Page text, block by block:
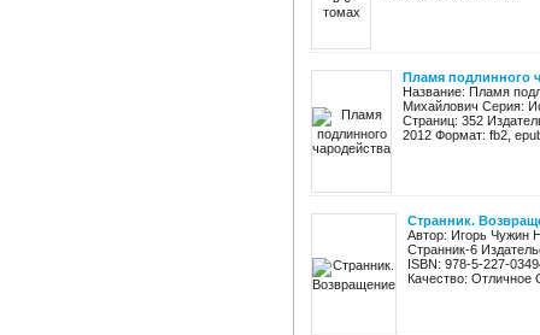
Пламя подлинного
Название: Пламя
Михайлович Серия:
Страниц: 352
2012 Формат: fb2,
Странник.
Автор: Игорь Чужин
Странник-6
ISBN: 978-5-227-
Качество: Отличное